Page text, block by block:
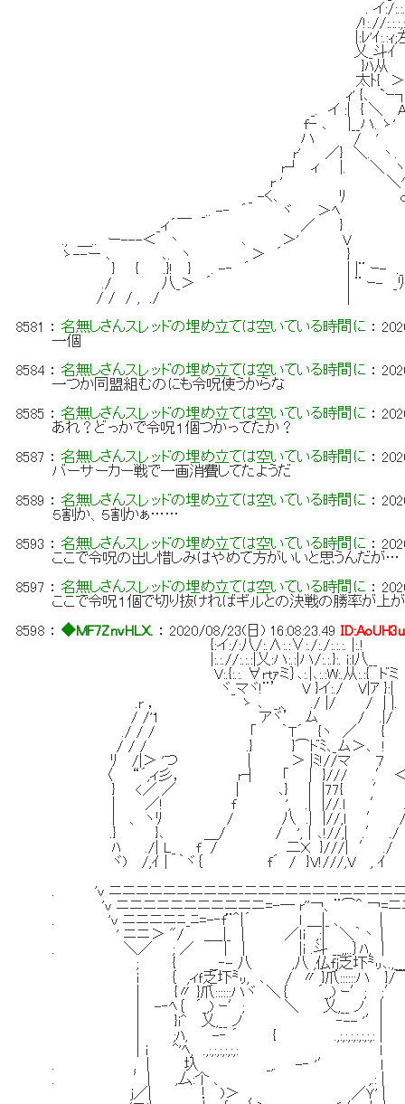
. イ:/:.:.／:}:.
/!:.//:.:.:,:./ｲ:|:.
|:ﾚ'ｲ:.:ｨ;左，
乂_斗ｲ ,.}
}ﾊ从 ､
太ﾄ{ ＞
ｨ' {､ `ｰ┐ﾊ＞
_. イ :| { ＼ A.ィ
fｰ ､ |__ハ. ゝ' 'V{ハ｀!|
ハ / ' 芯. ! |{ }^ー-
r' ／} ＼. 丶. ﾏﾊ.',i:| ／
r┘ ィ |. ＼ ヽ. ﾏﾊ’ト
r ' ＼ﾍ. ﾏﾑ:{ 令呪
_ -く､ ﾘ oﾍ. }/
_.. -‐ ´ ヾ ＞ﾍ ' |/.ﾊ'､ ２つまでつ
_ィ´￣ ／ } o.! |/
., ＿.. ー---＜ 丶 ､ ＞' V |_人//|ﾊ
ゝ--ー ､ ､. ヽ ＞ ´ }
} { .}! } . -‐ ´ | |¨ ｰ- ._
./ 八_＞ ´ | ¨ ｰ- _ﾘ }:.
/ / / , ./ | |:/イ
8581
：名無しさんスレッドの埋め立ては空いている時間に ：
一個
8584 ：名無しさんスレッドの埋め立ては空いている時間に ：
一つか同盟組むのにも令呪使うからな
8585 ：名無しさんスレッドの埋め立ては空いている時間に ：
あれ？どっかで令呪１個つかってたか？
8587 ：名無しさんスレッドの埋め立ては空いている時間に ：
バーサーカー戦で一画消費してたようだ
8589 ：名無しさんスレッドの埋め立ては空いている時間に ：
５割か、５割かぁ……
8593 ：名無しさんスレッドの埋め立ては空いている時間に ：
ここで令呪の出し惜しみはやめて方がいいと思うんだが…
8597 ：名無しさんスレッドの埋め立ては空いている時間に ：
ここで令呪１個で切り抜ければギルとの決戦の勝率が上
8598 ：◆MF7ZnvHLX. ：2020/08/23(日) 16:08:23.49
{:イ:/:八/:.∧:.:∨:./:./:.:.:. |:.!
|:.:.//:.:.:|乂:ハ:.:|ハ/:.:.}:. i:l八__
V:.{:.:. ∀rtｧミ｝､:.|､:.:W:.从:.:{ ドミ
ヾ_マヾ!¨’ V }イ:./ V|ｱ }:| ｀
.r ， ゝ ､ _,、 ./ |/ / | |. ﾞ
/ /'1 アヾ’ ム / .|/
./ / / 「 ｀T´ {ヽ ／ {
/ / / .} }⌒ドﾐ､_ム＞､ ! | ヽ じゃ
ﾘ /|＞ 'つ | ＞ |ﾐ!//マ ７
〈 “´,ィ彡， r┤ 「 | }/// .′ ＜ / { 『
} <／ ／ | ､} | |77{
| ／! f ', .| |//.l ′
| 、 ヽﾘ / 八 .| |//,l
.} }､ ＿/ / ',｜､!//,|
ﾊ ./| L_ f / 二Ｘ }///| ′ ./
ヾ) /,ｲ | ｀ヾ｛ f´ / }V!///,V , ｲ ‘
. 'v ニニニニニニニニニニニニニニニニニニニニニ
'v ニニニニニニニニニニニ=-― r''￢、¨⌒^ ￢=ニ
. 'v ニニニニﾆ_ﾆ=-‐f¨＾|´ ｌ ＿|_ 、 ｜ ｀
' ニニ＞ "/ ＿_|_ | ／ｌｉ ,:| ＼｀
. ＼／ ; ／ | | |ｉ .斗 __,,..｝ﾊ
; { __‐- 八 ,八 ,仏fj乏圷㍉､.,__
ｉ ｛ ,ィｆ乏圷㍉, ､ / 〃 }爪::::::ハ }/
| {〃 }爪::::::ハヾ ＼｛ ´_,) ｰ′;
| -‐ﾍ｛ ´_,) ｰ′; ＼ 乂,__ ノ
| }i^ 乂,__ ノ ‐-- '′|
| ;ﾊ, -‐ ´ { .,:,:,:,:,:,:,: | |:: この場
｜i ^'ﾍ, .,:,:,:,:,:,: ｌ
. , ｜ 圦 _,. -‐ '′ l |:: 何言ってるん
. ′| ,厶:个 、 ,.: |
j／| ！ )＞ , ／Ｙ' |